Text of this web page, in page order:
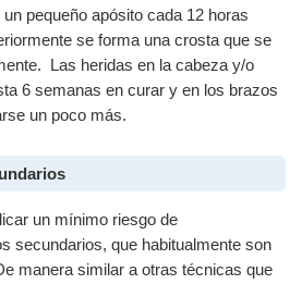
pequeño apósito cada 12 horas
se forma una crosta que se
Las heridas en la cabeza y/o
6 semanas en curar y en los brazos
un poco más.
un mínimo riesgo de
secundarios, que habitualmente son
manera similar a otras técnicas que